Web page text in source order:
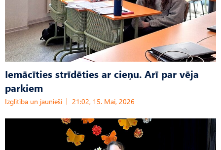
Iemācīties strīdēties ar cieņu. Arī par vēja
parkiem
Izglītība un jaunieši 21:02, 15. Mai, 2026